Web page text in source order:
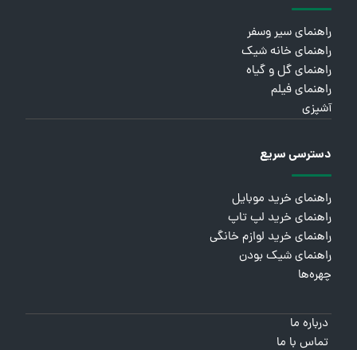
راهنمای سیر وسفر
راهنمای خانه شیک
راهنمای گل و گیاه
راهنمای فیلم
آشپزی
دسترسی سریع
راهنمای خرید موبایل
راهنمای خرید لپ تاپ
راهنمای خرید لوازم خانگی
راهنمای شیک بودن
چهره‌ها
درباره ما
تماس با ما